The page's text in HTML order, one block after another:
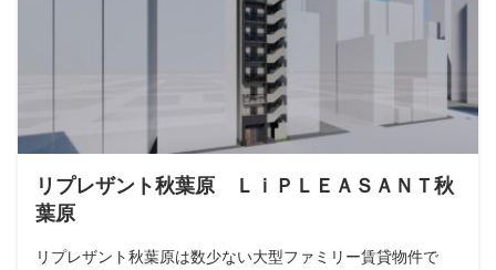
リプレザント秋葉原 ＬｉＰＬＥＡＳＡＮＴ秋
葉原
リプレザント秋葉原は数少ない大型ファミリー賃貸物件で